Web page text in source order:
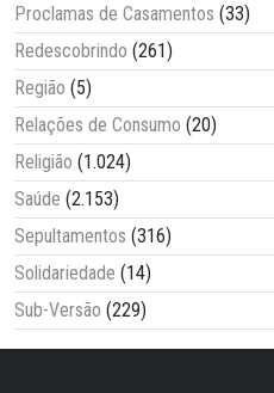
Proclamas de Casamentos (33)
Redescobrindo (261)
Região (5)
Relações de Consumo (20)
Religião (1.024)
Saúde (2.153)
Sepultamentos (316)
Solidariedade (14)
Sub-Versão (229)